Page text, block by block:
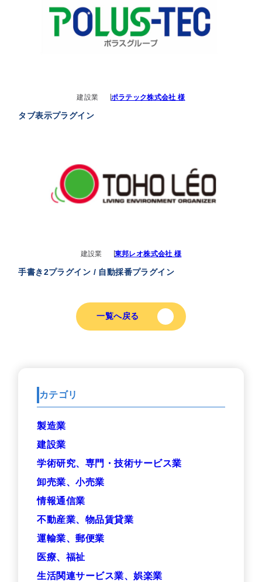
建設業 ポラテック株式会社 様
タブ表示プラグイン
建設業 東邦レオ株式会社 様
手書き2プラグイン / 自動採番プラグイン
一覧へ戻る
カテゴリ
製造業
建設業
学術研究、専門・技術サービス業
卸売業、小売業
情報通信業
不動産業、物品賃貸業
運輸業、郵便業
医療、福祉
生活関連サービス業、娯楽業